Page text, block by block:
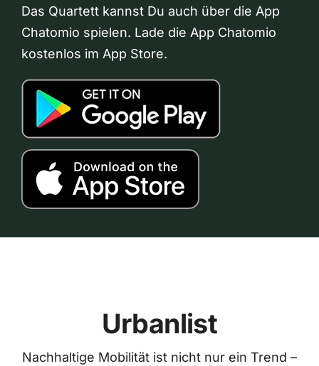
Das Quartett kannst Du auch über die App
Chatomio spielen. Lade die App Chatomio
kostenlos im App Store.
Urbanlist
Nachhaltige Mobilität ist nicht nur ein Trend –